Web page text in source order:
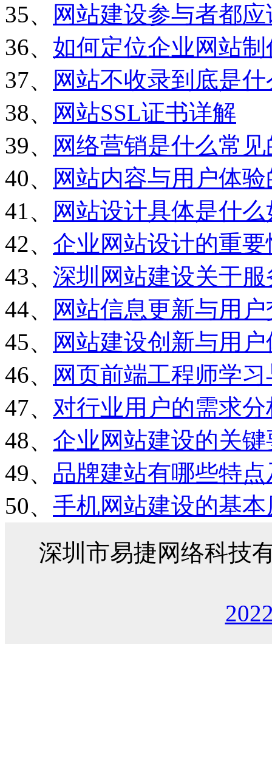
35、
网站建设参与者都
36、 如何定位企业网站
37、
网站不收录到底是
38、
网站SSL证书详解
39、
网络营销是什么常
40、
网站内容与用户体
41、
网站设计具体是什
42、 企业网站设计的重要
43、 深圳网站建设关于
44、
网站信息更新与用
45、
网站建设创新与用
46、
网页前端工程师学
47、 对行业用户的需求
48、 企业网站建设的关
49、 品牌建站有哪些特
50、 手机网站建设的基本
深圳市易捷网络科